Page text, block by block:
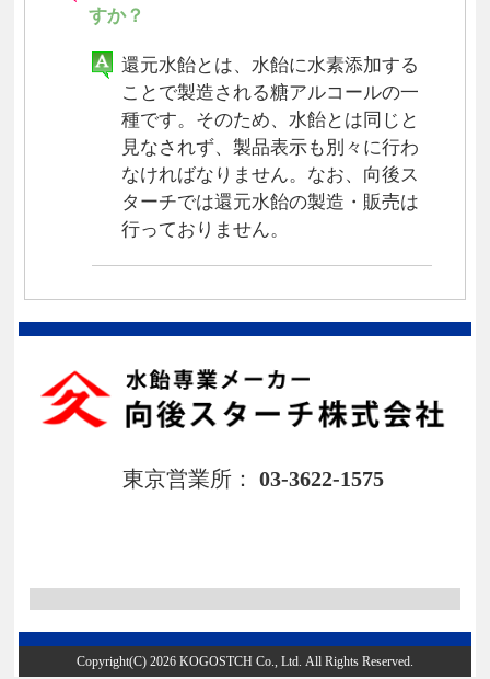
すか？
還元水飴とは、水飴に水素添加する
ことで製造される糖アルコールの一
種です。そのため、水飴とは同じと
見なされず、製品表示も別々に行わ
なければなりません。なお、向後ス
ターチでは還元水飴の製造・販売は
行っておりません。
東京営業所： 03-3622-1575
Copyright(C) 2026 KOGOSTCH Co., Ltd. All Rights Reserved.